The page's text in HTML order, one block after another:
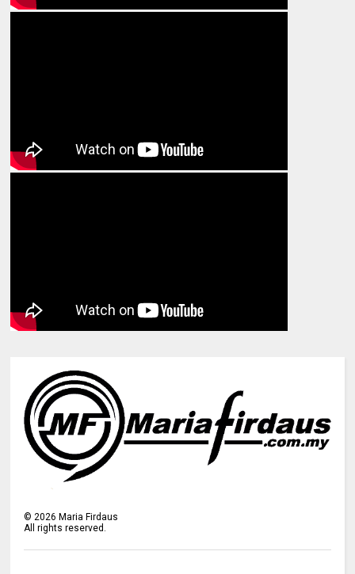
©2026 Maria Firdaus
All rights reserved.